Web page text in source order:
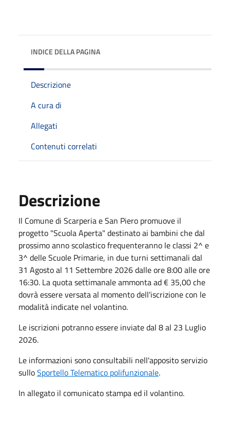
INDICE DELLA PAGINA
Descrizione
A cura di
Allegati
Contenuti correlati
Descrizione
Il Comune di Scarperia e San Piero promuove il
progetto "Scuola Aperta" destinato ai bambini che dal
prossimo anno scolastico frequenteranno le classi 2^ e
3^ delle Scuole Primarie, in due turni settimanali dal
31 Agosto al 11 Settembre 2026 dalle ore 8:00 alle ore
16:30. La quota settimanale ammonta ad € 35,00 che
dovrà essere versata al momento dell'iscrizione con le
modalità indicate nel volantino.
Le iscrizioni potranno essere inviate dal 8 al 23 Luglio
2026.
Le informazioni sono consultabili nell'apposito servizio
sulloSportello Telematico polifunzionale.
In allegato il comunicato stampa ed il volantino.